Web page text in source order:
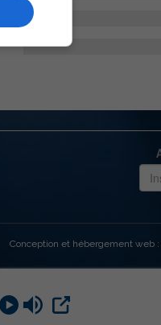
Conception et hébergement web